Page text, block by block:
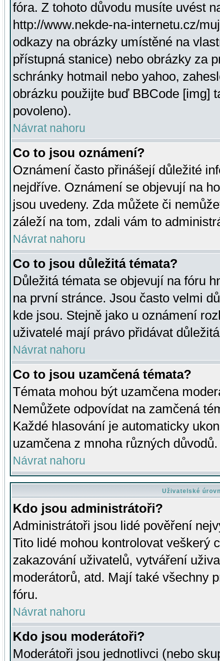
fóra. Z tohoto důvodu musíte uvést
http://www.nekde-na-internetu.cz/
odkazy na obrázky umístěné na
přístupná stanice) nebo obrázky za
schránky hotmail nebo yahoo,
obrázku použijte buď BBCode [img]
povoleno).
Návrat nahoru
Co to jsou oznámení?
Oznámení často přinášejí důležité
nejdříve. Oznámení se objevují na
jsou uvedeny. Zda můžete či
záleží na tom, zdali vám to
Návrat nahoru
Co to jsou důležitá témata?
Důležitá témata se objevují na fóru
na první stránce. Jsou často velmi
kde jsou. Stejně jako u oznámení
uživatelé mají právo přidávat
Návrat nahoru
Co to jsou uzamčená témata?
Témata mohou být uzamčena
Nemůžete odpovídat na zamčená
Každé hlasování je automaticky
uzamčena z mnoha různých důvodů.
Návrat nahoru
Uživatelské
Kdo jsou administrátoři?
Administrátoři jsou lidé pověření
Tito lidé mohou kontrolovat veškerý
zakazování uživatelů, vytváření
moderátorů, atd. Mají také všechny
fóru.
Návrat nahoru
Kdo jsou moderátoři?
Moderátoři jsou jednotlivci (nebo